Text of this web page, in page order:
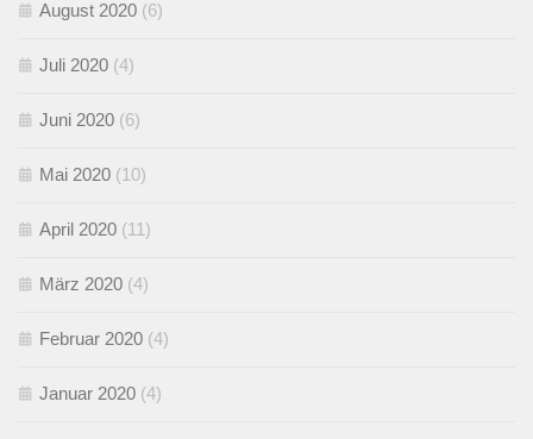
August 2020 (6)
Juli 2020 (4)
Juni 2020 (6)
Mai 2020 (10)
April 2020 (11)
März 2020 (4)
Februar 2020 (4)
Januar 2020 (4)